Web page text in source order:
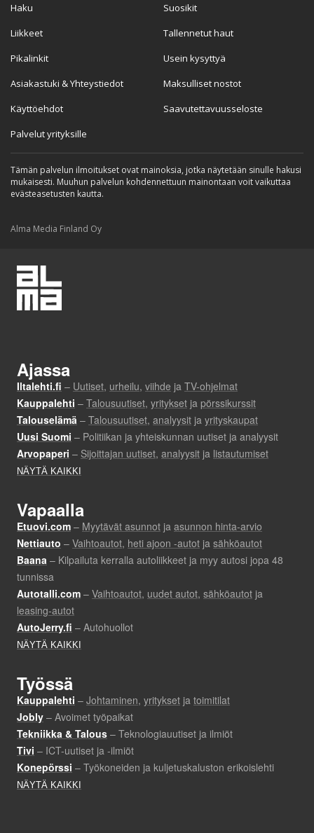
Haku
Liikkeet
Pikalinkit
Asiakastuki & Yhteystiedot
Käyttöehdot
Palvelut yrityksille
Suosikit
Tallennetut haut
Usein kysyttyä
Maksulliset nostot
Saavutettavuusseloste
Tämän palvelun ilmoitukset ovat mainoksia, jotka näytetään sinulle hakusi
mukaisesti. Muuhun palvelun kohdennettuun mainontaan voit vaikuttaa
evästeasetusten kautta.
Alma Media Finland Oy